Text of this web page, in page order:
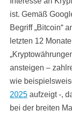
ist. Gemäß
Begriff „Bitcoin“
letzten 12
ansteigen –
wie
2025 aufzeigt -,
bei der breiten